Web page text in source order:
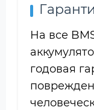
На все
годовая